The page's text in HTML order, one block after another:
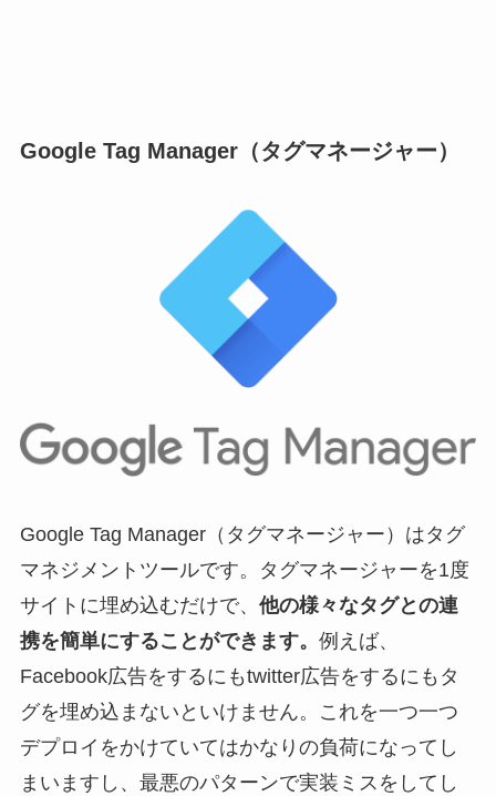
Google Tag Manager（タグマネージャー）
Google Tag Manager（タグマネージャー）はタグ
マネジメントツールです。タグマネージャーを1度
サイトに埋め込むだけで、 他の様々なタグとの連
携を簡単にすることができます。 例えば、
Facebook広告をするにもtwitter広告をするにもタ
グを埋め込まないといけません。これを一つ一つ
デプロイをかけていてはかなりの負荷になってし
まいますし、最悪のパターンで実装ミスをしてし